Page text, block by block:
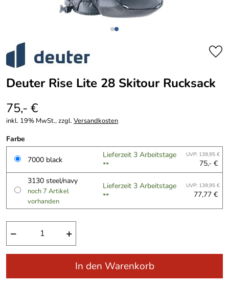
Deuter Rise Lite 28 Skitour Rucksack
75,- €
inkl. 19% MwSt., zzgl.Versandkosten
Farbe
7000 black
Lieferzeit 3 Arbeitstage
**
UVP: 139,95 €
75,- €
3130 steel/navy
noch 7 Artikel
vorhanden
Lieferzeit 3 Arbeitstage
**
UVP: 139,95 €
77,77 €
− +
In den Warenkorb